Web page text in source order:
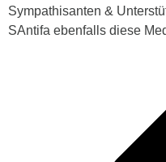
Sympathisanten &
SAntifa ebenfalls diese